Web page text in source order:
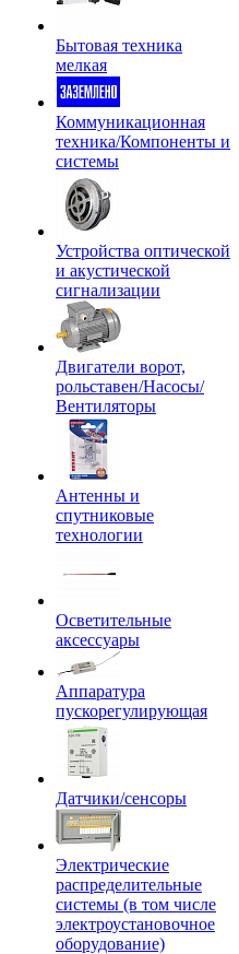
Бытовая техника
мелкая
Коммуникационная
техника/Компоненты и
системы
Устройства оптической
и акустической
сигнализации
Двигатели ворот,
рольставен/Насосы/
Вентиляторы
Антенны и
спутниковые
технологии
Осветительные
аксессуары
Аппаратура
пускорегулирующая
Датчики/сенсоры
Электрические
распределительные
системы (в том числе
электроустановочное
оборудование)